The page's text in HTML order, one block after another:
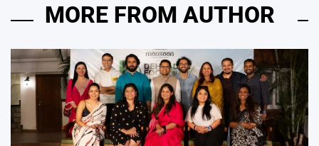
MORE FROM AUTHOR